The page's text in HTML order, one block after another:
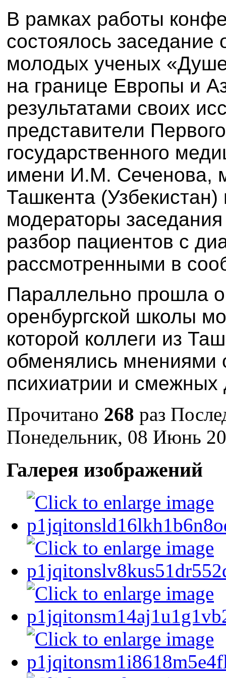
В рамках работы
состоялось заседание
молодых ученых
на границе Европы и
результатами своих
представители
государственного
имени И.М. Сеченова,
Ташкента
модераторы
разбор пациентов с
рассмотренными в
Параллельно прошла
оренбургской школы
которой коллеги из
обменялись мнениями
психиатрии и смежных
Прочитано 268 раз
Понедельник, 08 Июнь
Галерея изображений